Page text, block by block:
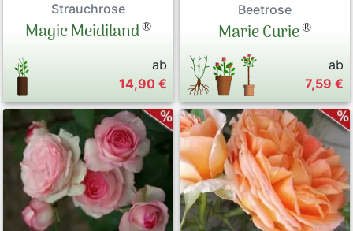
Strauchrose
Magic Meidiland®
ab
14,90 €
Beetrose
Marie Curie®
ab
7,59 €